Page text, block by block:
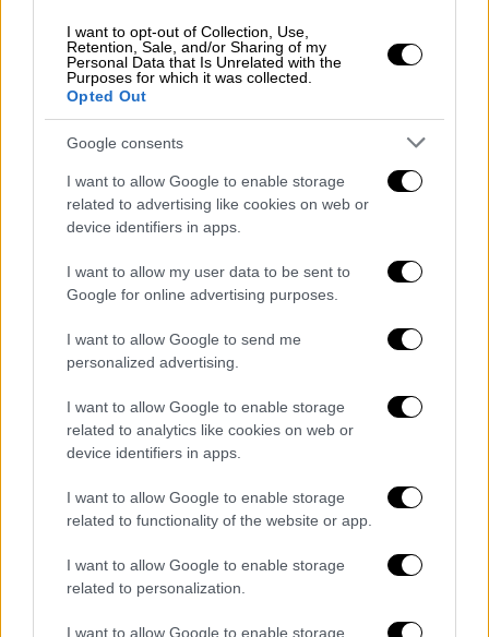
I want to opt-out of Collection, Use,
Retention, Sale, and/or Sharing of my
Personal Data that Is Unrelated with the
Purposes for which it was collected.
Opted Out
Google consents
I want to allow Google to enable storage
related to advertising like cookies on web or
device identifiers in apps.
I want to allow my user data to be sent to
Google for online advertising purposes.
I want to allow Google to send me
personalized advertising.
I want to allow Google to enable storage
related to analytics like cookies on web or
device identifiers in apps.
I want to allow Google to enable storage
related to functionality of the website or app.
I want to allow Google to enable storage
related to personalization.
I want to allow Google to enable storage
άστρο του Ντεπ είχε αρχίσει ήδη να δύει
εξαιτίας της «αντιεπαγγελματικής
συμπεριφοράς» του που περιλάμβανε
κατάχρηση ναρκωτικώνκαιαλκοόλ. «Ο,τι
ζημιά έγινε, έγινε και από εδώ και πέρα
πιθανόν να ξεκινήσει μια διαδικασία
επιστροφής σε κάποιου είδους
κανονικότητα» είπε ένας παραγωγός του
Χόλιγουντ, ο οποίος έχει συνεργαστεί με
τον Ντεπ στο παρελθόν και ζήτησε να μην
«Αλλά δεν θεωρώ ότι θα υπογράφει
συμβόλαια με μεγάλα, πολύ μεγάλα
κινηματογραφικά στούντιο όταν
διακυβεύονται τόσο πολλά. Αν εκτοξεύει
μπουκάλια και παίρνει ναρκωτικά και αργεί,
δεν πρόκειται να ανεχθούν καθυστερήσεις
οποίος πια δεν είναι λαμπρό αστέρι»
σχολίασε ο ίδιος.